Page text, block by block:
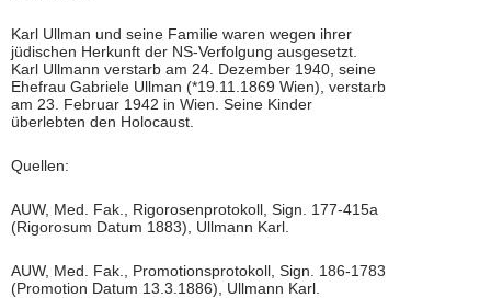
Karl Ullman und seine Familie waren wegen ihrer
jüdischen Herkunft der NS-Verfolgung ausgesetzt.
Karl Ullmann verstarb am 24. Dezember 1940, seine
Ehefrau Gabriele Ullman (*19.11.1869 Wien), verstarb
am 23. Februar 1942 in Wien. Seine Kinder
überlebten den Holocaust.
Quellen:
AUW, Med. Fak., Rigorosenprotokoll, Sign. 177-415a
(Rigorosum Datum 1883), Ullmann Karl.
AUW, Med. Fak., Promotionsprotokoll, Sign. 186-1783
(Promotion Datum 13.3.1886), Ullmann Karl.